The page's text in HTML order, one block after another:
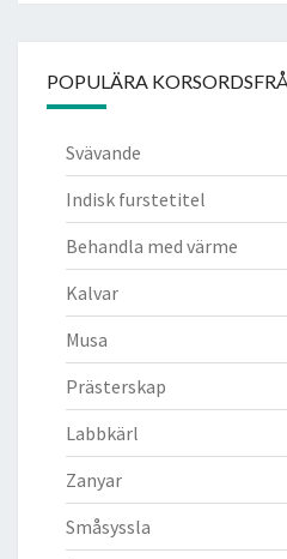
POPULÄRA
Svävande
Indisk furstetitel
Behandla med värme
Kalvar
Musa
Prästerskap
Labbkärl
Zanyar
Småsyssla